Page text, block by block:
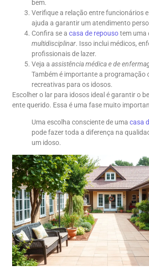
bem.
Verifique a relação entre funcionários
ajuda a garantir um atendimento
Confira se a casa de repousotem uma
multidisciplinar. Isso inclui médicos,
profissionais de lazer.
Veja a assistência médica e de
Também é importante a programação
recreativas para os idosos.
Escolher o lar para idosos ideal é garantir o
ente querido. Essa é uma fase muito
Uma escolha consciente de uma casa
pode fazer toda a diferença na
um idoso.